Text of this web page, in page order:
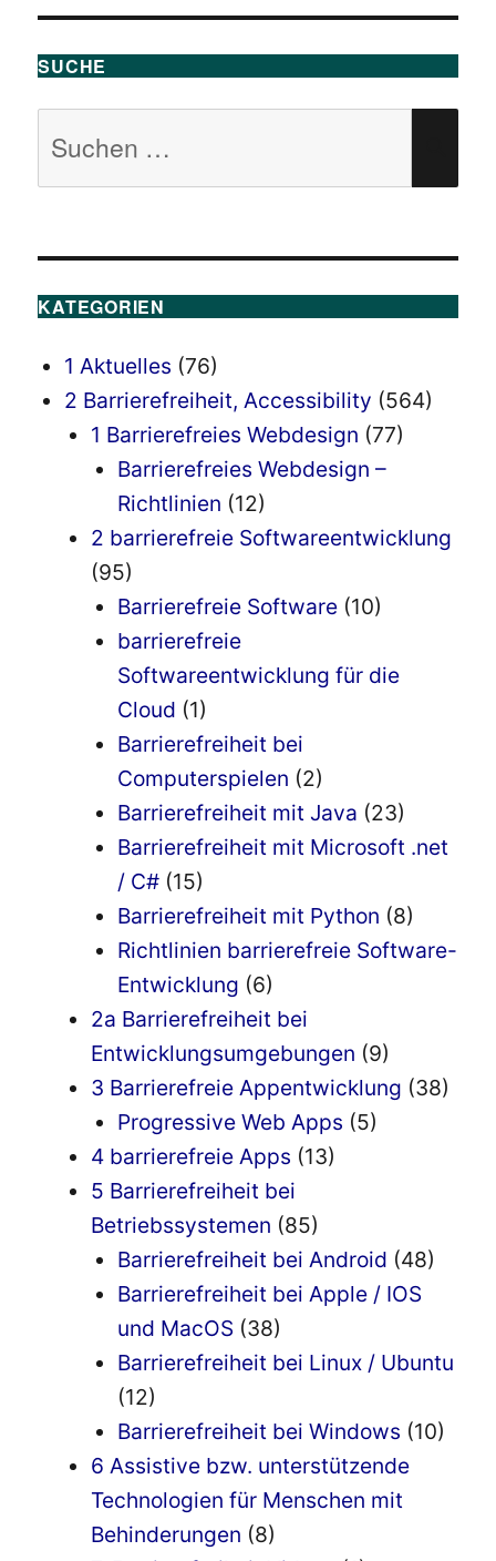
SUCHE
nach:
KATEGORIEN
1 Aktuelles (76)
2 Barrierefreiheit, Accessibility (564)
1 Barrierefreies Webdesign (77)
Barrierefreies Webdesign –
Richtlinien (12)
2 barrierefreie Softwareentwicklung
(95)
Barrierefreie Software (10)
barrierefreie
Softwareentwicklung für die
Cloud (1)
Barrierefreiheit bei
Computerspielen (2)
Barrierefreiheit mit Java (23)
Barrierefreiheit mit Microsoft .net
/ C# (15)
Barrierefreiheit mit Python (8)
Richtlinien barrierefreie Software-
Entwicklung (6)
2a Barrierefreiheit bei
Entwicklungsumgebungen (9)
3 Barrierefreie Appentwicklung (38)
Progressive Web Apps (5)
4 barrierefreie Apps (13)
5 Barrierefreiheit bei
Betriebssystemen (85)
Barrierefreiheit bei Android (48)
Barrierefreiheit bei Apple / IOS
und MacOS (38)
Barrierefreiheit bei Linux / Ubuntu
(12)
Barrierefreiheit bei Windows (10)
6 Assistive bzw. unterstützende
Technologien für Menschen mit
Behinderungen (8)